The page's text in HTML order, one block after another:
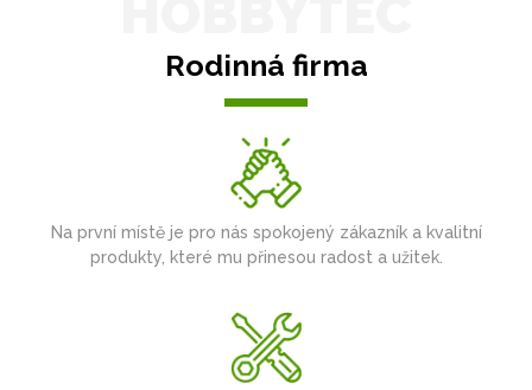
Rodinná firma
Na první místě je pro nás spokojený zákazník a kvalitní
produkty, které mu přinesou radost a užitek.